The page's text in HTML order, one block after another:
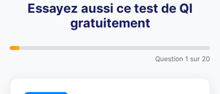
Essayez aussi ce test de QI
gratuitement
Question 1 sur 20